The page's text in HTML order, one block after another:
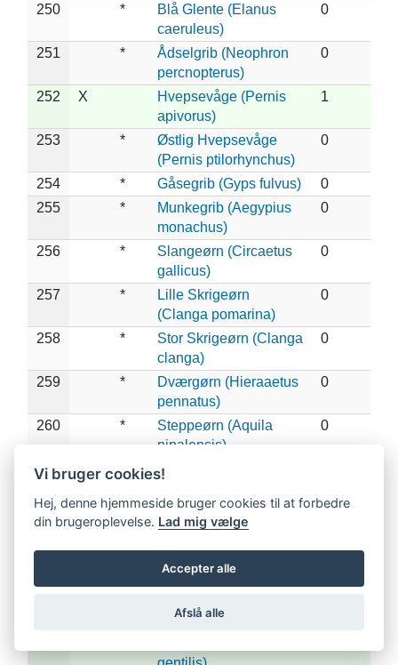
250 *
Blå Glente (Elanus
caeruleus)
0
251 *
Ådselgrib (Neophron
percnopterus)
0
252 X
Hvepsevåge (Pernis
apivorus)
1
253 *
Østlig Hvepsevåge
(Pernis ptilorhynchus)
0
254 * Gåsegrib (Gyps fulvus)
0
255
*
Munkegrib (Aegypius
monachus)
0
256 *
Slangeørn (Circaetus
gallicus)
0
257 *
Lille Skrigeørn
(Clanga pomarina)
0
258 *
Stor Skrigeørn (Clanga
clanga)
0
259 *
Dværgørn (Hieraaetus
pennatus)
0
260 *
Steppeørn (Aquila
nipalensis)
0
261 *
Kejserørn (Aquila
262
Kongeørn (Aquila
chrysaetos)
0
fasciata)
nisus)
Vi bruger cookies!
Hej, denne hjemmeside bruger cookies til at forbedre
din brugeroplevelse. Lad mig vælge
Accepter alle
Afslå alle